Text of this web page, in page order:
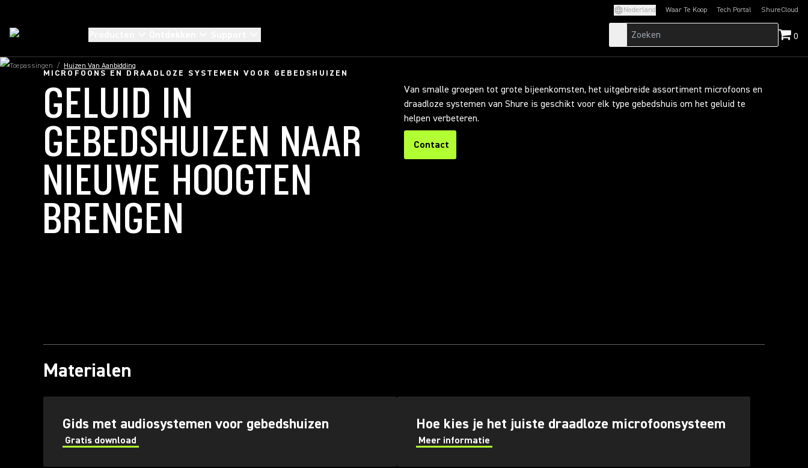
Nederland Waar Te Koop Tech Portal
(Opens in a new tab)ShureCloud
(Opens in a new
0
Toepassingen / Huizen Van Aanbidding
MICROFOONS EN DRAADLOZE SYSTEMEN VOOR GEBEDSHUIZEN
GELUID IN
GEBEDSHUIZEN NAAR
NIEUWE HOOGTEN
BRENGEN
Van smalle groepen tot grote bijeenkomsten, het uitgebreide assortiment microfoons en
draadloze systemen van Shure is geschikt voor elk type gebedshuis om het geluid te
helpen verbeteren.
Contact
Materialen
Gids met audiosystemen voor gebedshuizen
Gratis download
(Opens in a new tab)
Hoe kies je het juiste draadloze microfoonsysteem
Meer informatie